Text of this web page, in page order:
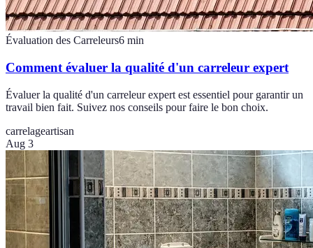
Évaluation des Carreleurs6 min
Comment évaluer la qualité d'un carreleur expert
Évaluer la qualité d'un carreleur expert est essentiel pour garantir un
travail bien fait. Suivez nos conseils pour faire le bon choix.
carrelageartisan
Aug 3